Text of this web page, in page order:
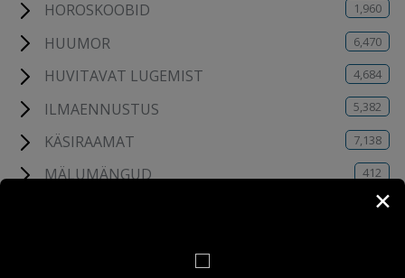
HOROSKOOBID 1,960
HUUMOR 6,470
HUVITAVAT LUGEMIST 4,684
ILMAENNUSTUS 5,382
KÄSIRAAMAT 7,138
MÄLUMÄNGUD 412
105✕